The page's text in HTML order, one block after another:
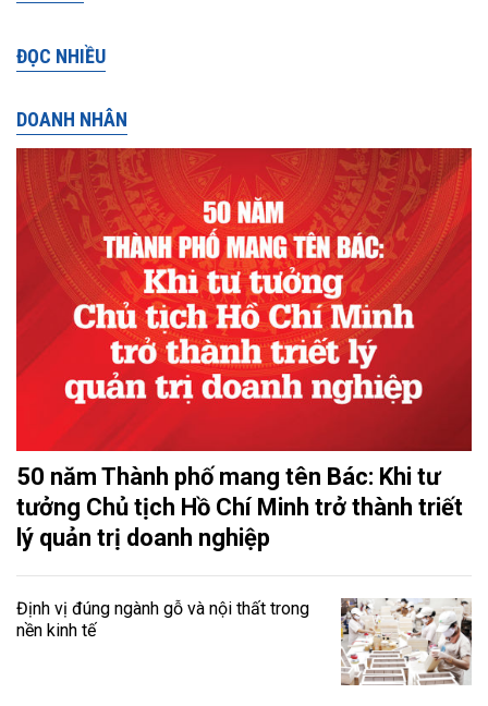
ĐỌC NHIỀU
DOANH NHÂN
50 năm Thành phố mang tên Bác: Khi tư
tưởng Chủ tịch Hồ Chí Minh trở thành triết
lý quản trị doanh nghiệp
Định vị đúng ngành gỗ và nội thất trong
nền kinh tế